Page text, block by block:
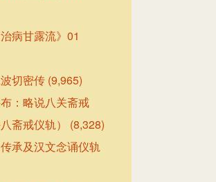
治病甘露流》01
切密传 (9,965)
：略说八关斋戒
斋戒仪轨）
(8,328)
传承及汉文念诵仪轨